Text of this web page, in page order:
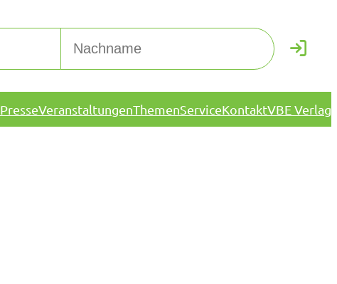
PresseVeranstaltungenThemenServiceKontaktVBE Verlag